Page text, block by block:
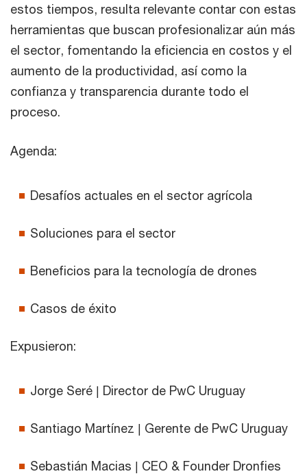
estos tiempos, resulta relevante contar con estas
herramientas que buscan profesionalizar aún más
el sector, fomentando la eficiencia en costos y el
aumento de la productividad, así como la
confianza y transparencia durante todo el
proceso.
Agenda:
Desafíos actuales en el sector agrícola
Soluciones para el sector
Beneficios para la tecnología de drones
Casos de éxito
Expusieron:
Jorge Seré | Director de PwC Uruguay
Santiago Martínez | Gerente de PwC Uruguay
Sebastián Macias | CEO & Founder Dronfies